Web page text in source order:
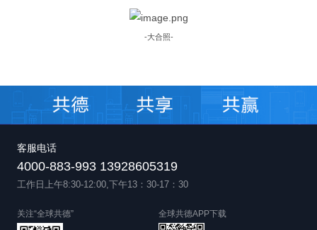
-大合照-
客服电话
4000-883-993 13928605319
工作日上午8:30-12:00,下午13：30-17：30
关注“全球共德” 全球共德APP下载